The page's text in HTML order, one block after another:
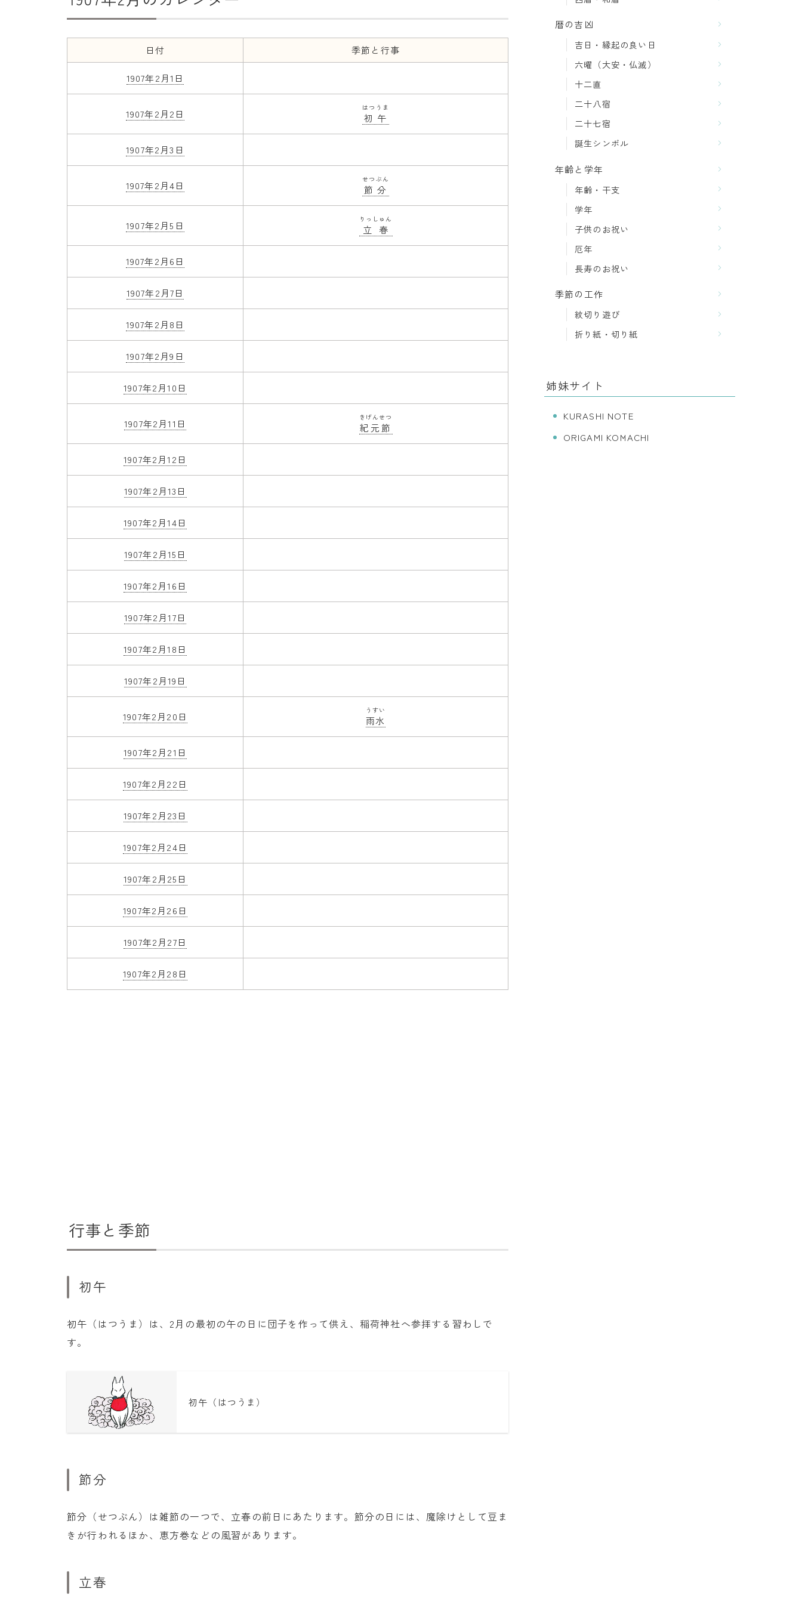
日付 季節と行事
1907年2月1日
1907年2月2日 初午
はつうま
1907年2月3日
1907年2月4日 節分
せつぶん
1907年2月5日 立春
りっしゅん
1907年2月6日
1907年2月7日
1907年2月8日
1907年2月9日
1907年2月10日
1907年2月11日 紀元節
きげんせつ
1907年2月12日
1907年2月13日
1907年2月14日
1907年2月15日
1907年2月16日
1907年2月17日
1907年2月18日
1907年2月19日
1907年2月20日 雨水
うすい
1907年2月21日
1907年2月22日
1907年2月23日
1907年2月24日
1907年2月25日
1907年2月26日
1907年2月27日
1907年2月28日
行事と季節
初午
初午（はつうま）は、2月の最初の午の日に団子を作って供え、稲荷神社へ参拝する習わしで
す。
初午（はつうま）
節分
節分（せつぶん）は雑節の一つで、立春の前日にあたります。節分の日には、魔除けとして豆ま
きが行われるほか、恵方巻などの風習があります。
立春
暦の吉凶
吉日・縁起の良い日
六曜（大安・仏滅）
十二直
二十八宿
二十七宿
誕生シンボル
年齢と学年
年齢・干支
学年
子供のお祝い
厄年
長寿のお祝い
季節の工作
紋切り遊び
折り紙・切り紙
姉妹サイト
KURASHI NOTE
ORIGAMI KOMACHI